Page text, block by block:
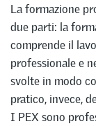
La formazione
due parti: la
comprende il
professionale e
svolte in modo
pratico, invece,
I PEX sono